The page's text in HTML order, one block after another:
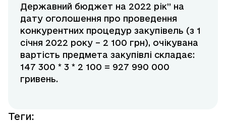
Державний бюджет на 2022 рік” на
дату оголошення про проведення
конкурентних процедур закупівель (з 1
січня 2022 року – 2 100 грн), очікувана
вартість предмета закупівлі складає:
147 300 * 3 * 2 100 = 927 990 000
гривень.
Теги: